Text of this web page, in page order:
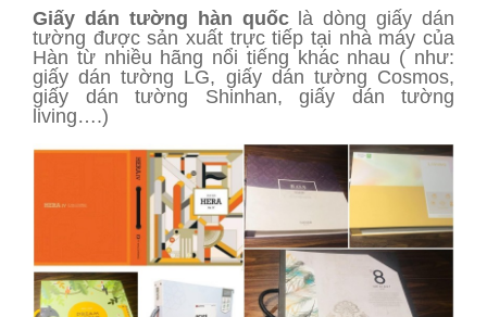
Giấy dán tường hàn quốclà dòng giấy dán
tường được sản xuất trực tiếp tại nhà máy của
Hàn từ nhiều hãng nổi tiếng khác nhau ( như:
giấy dán tường LG, giấy dán tường Cosmos,
giấy dán tường Shinhan, giấy dán tường
living….)